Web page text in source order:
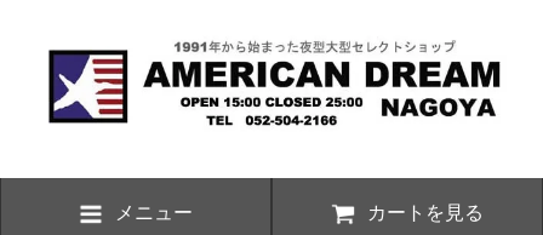
メニュー カートを見る